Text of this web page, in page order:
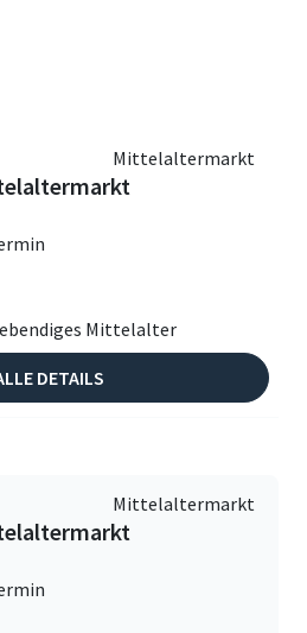
Mittelaltermarkt
Mittelalter
DETAILS
Mittelaltermarkt